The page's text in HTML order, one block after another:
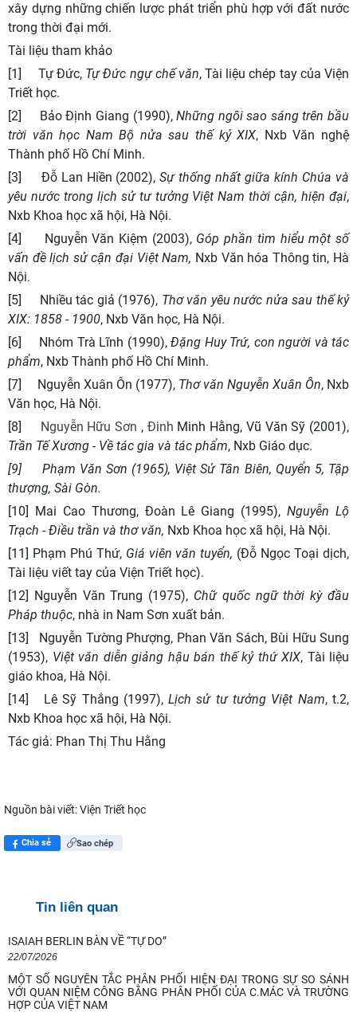
xây dựng những chiến lược phát triển phù hợp với đất nước
trong thời đại mới.
Tài liệu tham khảo
[1] Tự Đức, Tự Đức ngự chế văn, Tài liệu chép tay của Viện
Triết học.
[2] Bảo Định Giang (1990),Những ngôi sao sáng trên bầu
trời văn học Nam Bộ nửa sau thế kỷ XIX, Nxb Văn nghệ
Thành phố Hồ Chí Minh.
[3] Đỗ Lan Hiền (2002),Sự thống nhất giữa kính Chúa và
yêu nước trong lịch sử tư tưởng Việt Nam thời cận, hiện đại,
Nxb Khoa học xã hội, Hà Nội.
[4] Nguyễn Văn Kiệm (2003), Góp phần tìm hiểu một số
vấn đề lịch sử cận đại Việt Nam, Nxb Văn hóa Thông tin, Hà
Nội.
[5] Nhiều tác giả (1976), Thơ văn yêu nước nửa sau thế kỷ
XIX: 1858 - 1900, Nxb Văn học, Hà Nội.
[6] Nhóm Trà Lĩnh (1990),Đặng Huy Trứ, con người và tác
phẩm, Nxb Thành phố Hồ Chí Minh.
[7] Nguyễn Xuân Ôn (1977), Thơ văn Nguyễn Xuân Ôn, Nxb
Văn học, Hà Nội.
[8] Nguyễn Hữu Sơn , Đinh Minh Hằng, Vũ Văn Sỹ (2001),
Trần Tế Xương - Về tác gia và tác phẩm, Nxb Giáo dục.
[9] Phạm Văn Sơn (1965), Việt Sử Tân Biên, Quyển 5, Tập
thượng, Sài Gòn.
[10] Mai Cao Thương, Đoàn Lê Giang (1995),Nguyễn Lộ
Trạch - Điều trần và thơ văn, Nxb Khoa học xã hội, Hà Nội.
[11] Phạm Phú Thứ, Giá viên văn tuyển, (Đỗ Ngọc Toại dịch,
Tài liệu viết tay của Viện Triết học).
[12] Nguyễn Văn Trung (1975), Chữ quốc ngữ thời kỳ đầu
Pháp thuộc, nhà in Nam Sơn xuất bản.
[13] Nguyễn Tường Phượng, Phan Văn Sách, Bùi Hữu Sung
(1953), Việt văn diễn giảng hậu bán thế kỷ thứ XIX, Tài liệu
giáo khoa, Hà Nội.
[14] Lê Sỹ Thắng (1997),Lịch sử tư tưởng Việt Nam, t.2,
Nxb Khoa học xã hội, Hà Nội.
Tác giả: Phan Thị Thu Hằng
Nguồn bài viết:Viện Triết học
Chia sẻ Sao chép
Tin liên quan
ISAIAH BERLIN BÀN VỀ “TỰ DO”
22/07/2026
MỘT SỐ NGUYÊN TẮC PHÂN PHỐI HIỆN ĐẠI TRONG SỰ SO SÁNH
VỚI QUAN NIỆM CÔNG BẰNG PHÂN PHỐI CỦA C.MÁC VÀ TRƯỜNG
HỢP CỦA VIỆT NAM
Ngày 10-11/8/2026 Hội thảo quốc tế với chủ đề: "Hồ Chí Minh và
Rosa Luxemburg về dân chủ: giá trị